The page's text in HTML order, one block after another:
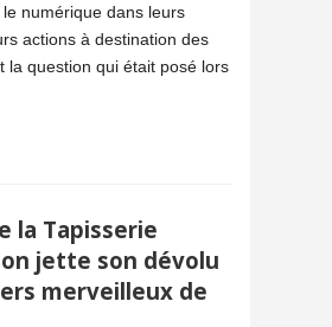
le numérique dans leurs
actions à destination des
la question qui était posé lors
la Tapisserie
jette son dévolu
merveilleux de